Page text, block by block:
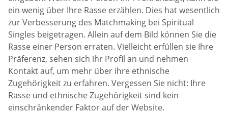
ein wenig über Ihre Rasse erzählen. Dies hat wesentlich
zur Verbesserung des Matchmaking bei Spiritual
Singles beigetragen. Allein auf dem Bild können Sie die
Rasse einer Person erraten. Vielleicht erfüllen sie Ihre
Präferenz, sehen sich ihr Profil an und nehmen
Kontakt auf, um mehr über ihre ethnische
Zugehörigkeit zu erfahren. Vergessen Sie nicht: Ihre
Rasse und ethnische Zugehörigkeit sind kein
einschränkender Faktor auf der Website.